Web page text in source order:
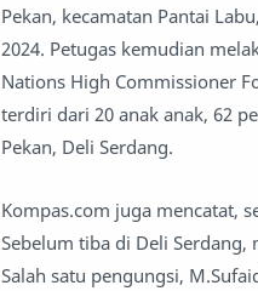
Pekan, kecamatan Pantai
2024. Petugas kemudian
Nations High Commissioner
terdiri dari 20 anak anak, 62
Pekan, Deli Serdang.
Kompas.com juga mencatat,
Sebelum tiba di Deli
Salah satu pengungsi,